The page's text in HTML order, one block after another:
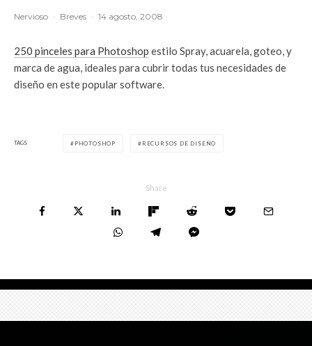
Nervioso · Breves · 14 agosto, 2008
250 pinceles para Photoshop estilo Spray, acuarela, goteo, y
marca de agua, ideales para cubrir todas tus necesidades de
diseño en este popular software.
TAGS PHOTOSHOP RECURSOS DE DISEÑO
Share